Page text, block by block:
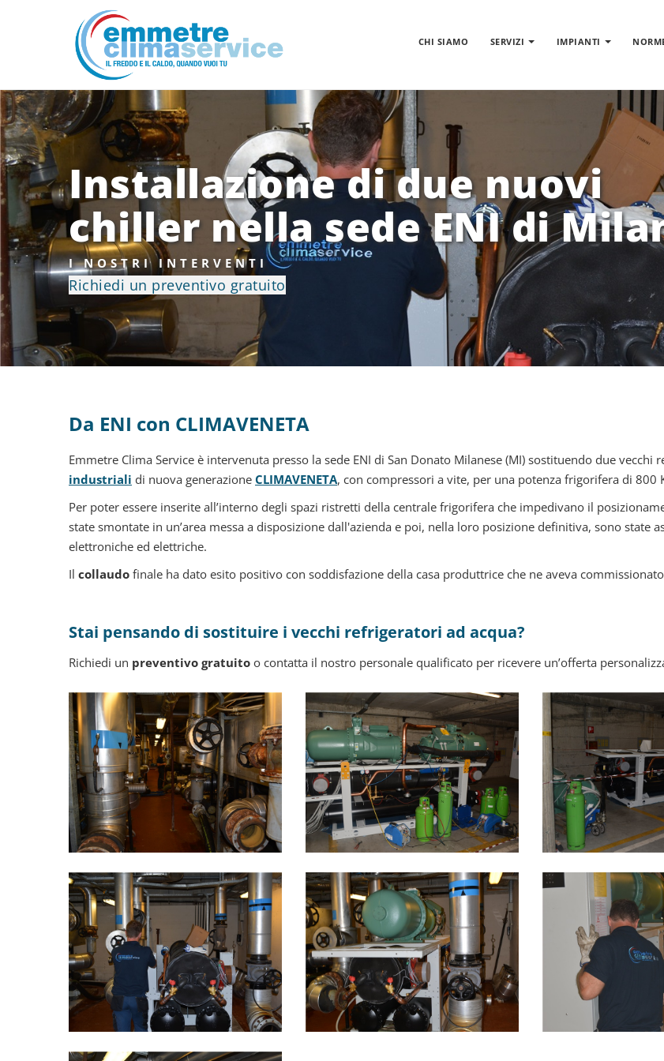
CHI SIAMO SERVIZI IMPIANTI
Installazione di due nuovi
chiller nella sede ENI di
I NOSTRI INTERVENTI
Richiedi un preventivo gratuito
Da ENI con CLIMAVENETA
Emmetre Clima Service è intervenuta presso la sede ENI di San Donato Milanese (MI) sostituendo due
industriali di nuova generazione CLIMAVENETA, con compressori a vite, per una potenza frigorifera di 800
Per poter essere inserite all’interno degli spazi ristretti della centrale frigorifera che impedivano il
state smontate in un’area messa a disposizione dall'azienda e poi, nella loro posizione definitiva, sono state
elettroniche ed elettriche.
Il collaudo finale ha dato esito positivo con soddisfazione della casa produttrice che ne aveva commissionato
Stai pensando di sostituire i vecchi refrigeratori ad acqua?
Richiedi un preventivo gratuito o contatta il nostro personale qualificato per ricevere un’offerta